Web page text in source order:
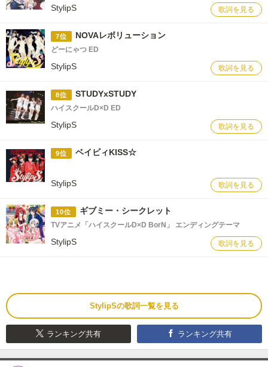
StylipS 歌詞を見る
7位 NOVAレボリューション
どーにゃつ ED
StylipS 歌詞を見る
8位 STUDYxSTUDY
ハイスクールD×D ED
StylipS 歌詞を見る
9位 ベイビィKISS☆
StylipS 歌詞を見る
10位 ギブミー・シークレット
TVアニメ「ハイスクールD×D BorN」 エンディングテーマ
StylipS 歌詞を見る
StylipSの歌詞一覧を見る
ランキング共有 ランキング共有